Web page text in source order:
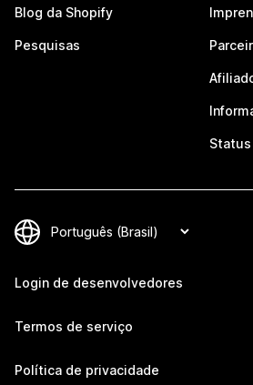
Blog da Shopify
Pesquisas
Login de desenvolvedores
Termos de serviço
Política de privacidade